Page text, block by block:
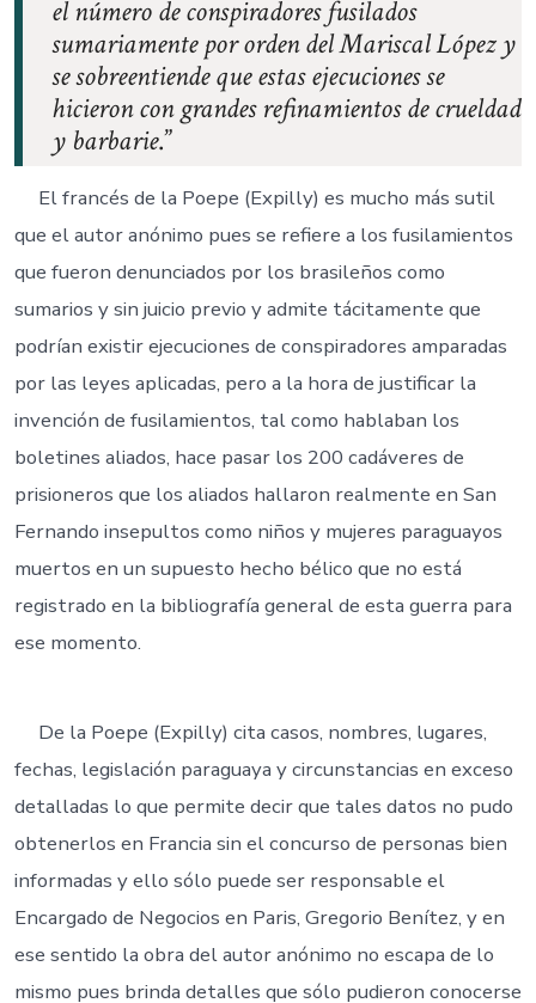
el número de conspiradores fusilados
sumariamente por orden del Mariscal López y
se sobreentiende que estas ejecuciones se
hicieron con grandes refinamientos de crueldad
y barbarie.
El francés de la Poepe (Expilly) es mucho más sutil
que el autor anónimo pues se refiere a los fusilamientos
que fueron denunciados por los brasileños como
sumarios y sin juicio previo y admite tácitamente que
podrían existir ejecuciones de conspiradores amparadas
por las leyes aplicadas, pero a la hora de justificar la
invención de fusilamientos, tal como hablaban los
boletines aliados, hace pasar los 200 cadáveres de
prisioneros que los aliados hallaron realmente en San
Fernando insepultos como niños y mujeres paraguayos
muertos en un supuesto hecho bélico que no está
registrado en la bibliografía general de esta guerra para
ese momento.
De la Poepe (Expilly) cita casos, nombres, lugares,
fechas, legislación paraguaya y circunstancias en exceso
detalladas lo que permite decir que tales datos no pudo
obtenerlos en Francia sin el concurso de personas bien
informadas y ello sólo puede ser responsable el
Encargado de Negocios en Paris, Gregorio Benítez, y en
ese sentido la obra del autor anónimo no escapa de lo
mismo pues brinda detalles que sólo pudieron conocerse